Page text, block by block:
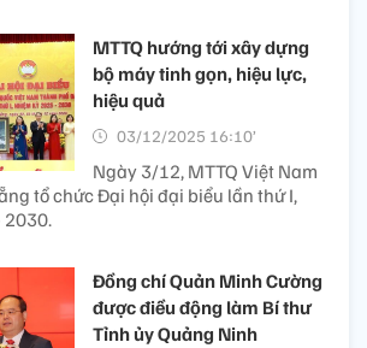
MTTQ hướng tới xây dựng
bộ máy tinh gọn, hiệu lực,
hiệu quả
03/12/2025 16:10’
Ngày 3/12, MTTQ Việt Nam
tổ chức Đại hội đại biểu lần thứ I,
2030.
Đồng chí Quản Minh Cường
được điều động làm Bí thư
Tỉnh ủy Quảng Ninh